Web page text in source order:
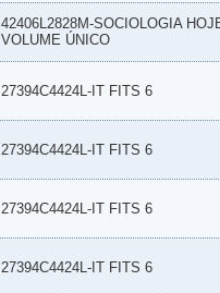
42406L2828M-SOCIOLOGIA
VOLUME ÚNICO
27394C4424L-IT FITS 6
27394C4424L-IT FITS 6
27394C4424L-IT FITS 6
27394C4424L-IT FITS 6